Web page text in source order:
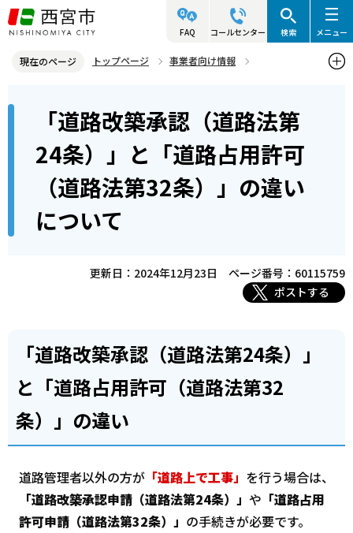
こ
の
ジ
FAQ コールセンター 検索 メニュー
現在のページ トップページ
事業者向け情報
「道路改築承認（道路法第24条）」と「道路占用許可（道路法第32
条）」の違いについて
「道路改築承認（道路法第
24条）」と「道路占用許可
（道路法第32条）」の違い
について
更新日：2024年12月23日
ページ番号：60115759
ポストする
「道路改築承認（道路法第24条）」
と「道路占用許可（道路法第32
条）」の違い
道路管理者以外の方が「道路上で工事」 を行う場合は、
「道路改築承認申請（道路法第24条）」 や 「道路占用
許可申請（道路法第32条）」 の手続きが必要です。